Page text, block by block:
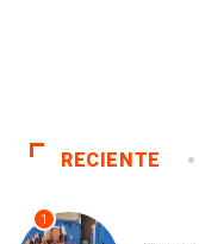
RECIENTE
1